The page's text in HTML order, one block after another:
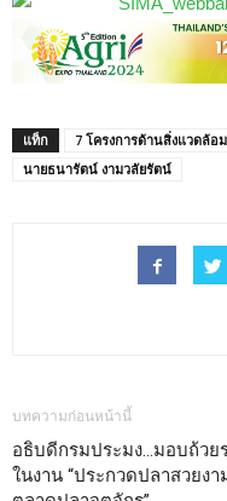
แท็ก 7 โครงการด้านสิ่งแวดล้อ
นายธนารัตน์ งามวลัยรัตน์
บทความก่อนหน้านี้
อธิบดีกรมประมง…มอบถ้วย
ในงาน “ประกวดปลาสวยงา